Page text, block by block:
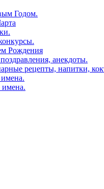
Годом.
Рождения
анекдоты.
рецепты, напитки,